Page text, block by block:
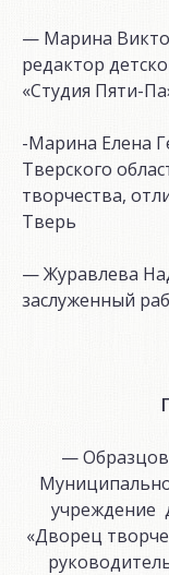
— Марина
редактор
«Студия Пяти-
-Марина Елена
Тверского
творчества,
Тверь
— Журавлева
заслуженный
—
учреждение
«Дворец